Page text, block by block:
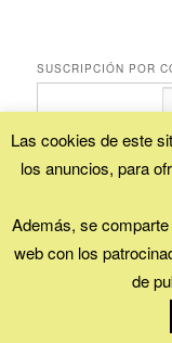
SUSCRIPCIÓN POR
Esta obra está bajo una
Las cookies de este
los anuncios, para
Además, se
web con los
de